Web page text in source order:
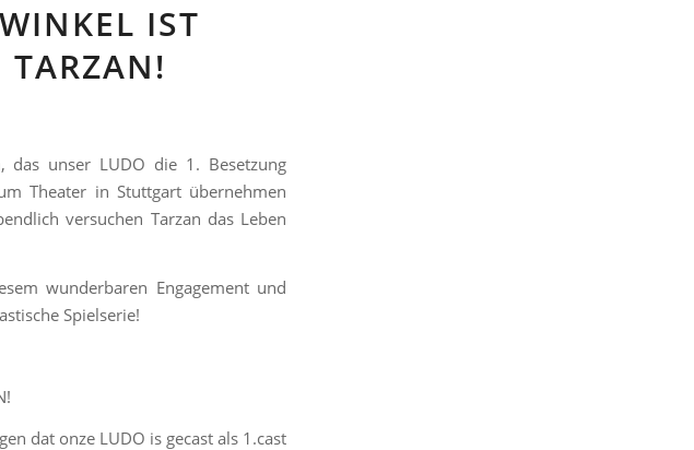
IST
TARZAN!
unser LUDO die 1. Besetzung
Theater in Stuttgart übernehmen
versuchen Tarzan das Leben
wunderbaren Engagement und
Spielserie!
dat onze LUDO is gecast als 1.cast